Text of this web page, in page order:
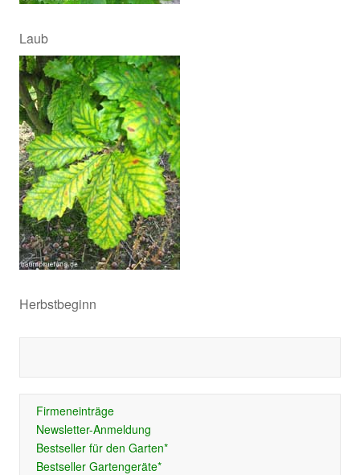
Laub
Herbstbeginn
Firmeneinträge
Newsletter-Anmeldung
Bestseller für den Garten*
Bestseller Gartengeräte*